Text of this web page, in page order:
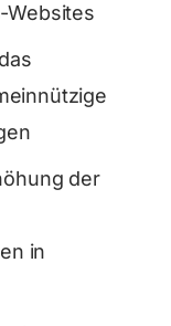
Websites
der
in